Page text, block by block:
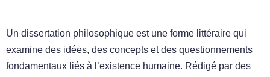
Un dissertation philosophique est une forme littéraire qui
examine des idées, des concepts et des questionnements
fondamentaux liés à l’existence humaine. Rédigé par des